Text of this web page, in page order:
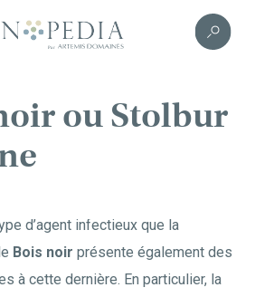
ou Stolbur
d’agent infectieux que la
Bois noir présente également des
à cette dernière. En particulier, la